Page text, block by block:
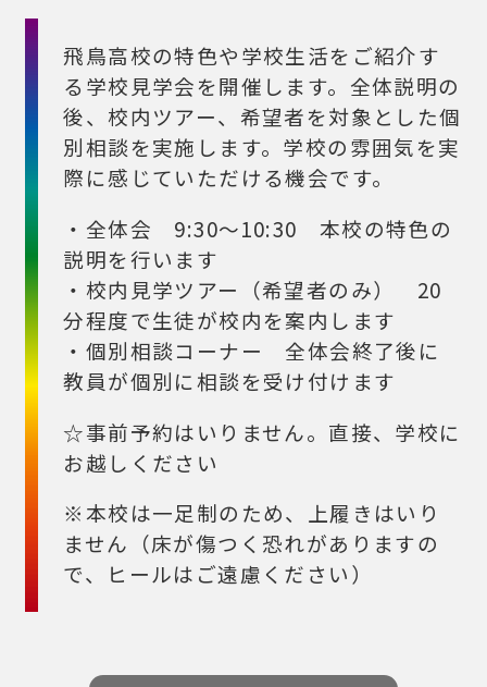
飛鳥高校の特色や学校生活をご紹介す
る学校見学会を開催します。全体説明の
後、校内ツアー、希望者を対象とした個
別相談を実施します。学校の雰囲気を実
際に感じていただける機会です。
・全体会 9:30～10:30 本校の特色の
説明を行います
・校内見学ツアー（希望者のみ） 20
分程度で生徒が校内を案内します
・個別相談コーナー 全体会終了後に
教員が個別に相談を受け付けます
☆事前予約はいりません。直接、学校に
お越しください
※本校は一足制のため、上履きはいり
ません（床が傷つく恐れがありますの
で、ヒールはご遠慮ください）